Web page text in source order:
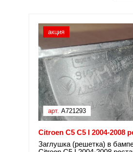
акция
арт. A721293
Citroen C5 C5 I 2004-2008
Заглушка (решетка) в